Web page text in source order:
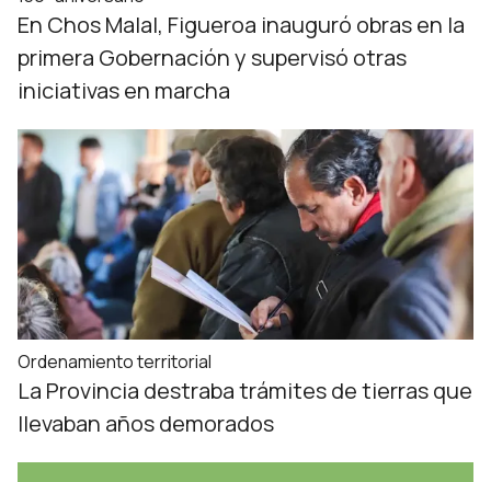
En Chos Malal, Figueroa inauguró obras en la
primera Gobernación y supervisó otras
iniciativas en marcha
Ordenamiento territorial
La Provincia destraba trámites de tierras que
llevaban años demorados